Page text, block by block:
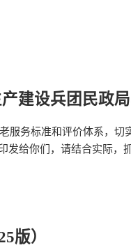
建设兵团民政局
服务标准和评价体系，切
给你们，请结合实际，
版）